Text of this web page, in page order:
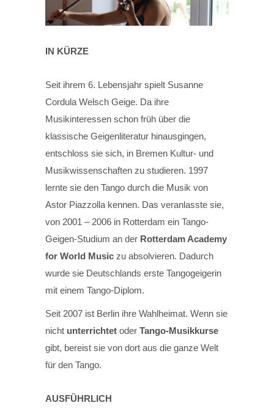
IN KÜRZE
Seit ihrem 6. Lebensjahr spielt Susanne
Cordula Welsch Geige. Da ihre
Musikinteressen schon früh über die
klassische Geigenliteratur hinausgingen,
entschloss sie sich, in Bremen Kultur- und
Musikwissenschaften zu studieren. 1997
lernte sie den Tango durch die Musik von
Astor Piazzolla kennen. Das veranlasste sie,
von 2001 – 2006 in Rotterdam ein Tango-
Geigen-Studium an der Rotterdam Academy
for World Music zu absolvieren. Dadurch
wurde sie Deutschlands erste Tangogeigerin
mit einem Tango-Diplom.
Seit 2007 ist Berlin ihre Wahlheimat. Wenn sie
nicht unterrichtet oder Tango-Musikkurse
gibt, bereist sie von dort aus die ganze Welt
für den Tango.
AUSFÜHRLICH